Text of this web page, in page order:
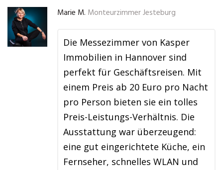
Marie M. Monteurzimmer Jesteburg
Die Messezimmer von Kasper
Immobilien in Hannover sind
perfekt für Geschäftsreisen. Mit
einem Preis ab 20 Euro pro Nacht
pro Person bieten sie ein tolles
Preis-Leistungs-Verhältnis. Die
Ausstattung war überzeugend:
eine gut eingerichtete Küche, ein
Fernseher, schnelles WLAN und